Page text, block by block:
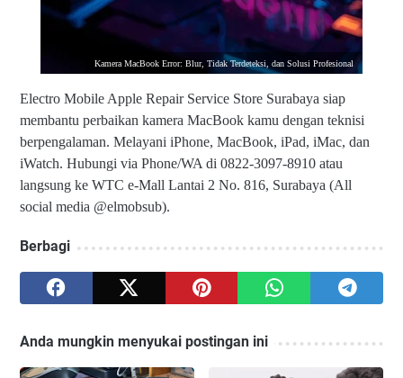
Kamera MacBook Error: Blur, Tidak Terdeteksi, dan Solusi Profesional
Electro Mobile Apple Repair Service Store Surabaya siap
membantu perbaikan kamera MacBook kamu dengan teknisi
berpengalaman. Melayani iPhone, MacBook, iPad, iMac, dan
iWatch. Hubungi via Phone/WA di 0822-3097-8910 atau
langsung ke WTC e-Mall Lantai 2 No. 816, Surabaya (All
social media @elmobsub).
Berbagi
Anda mungkin menyukai postingan ini